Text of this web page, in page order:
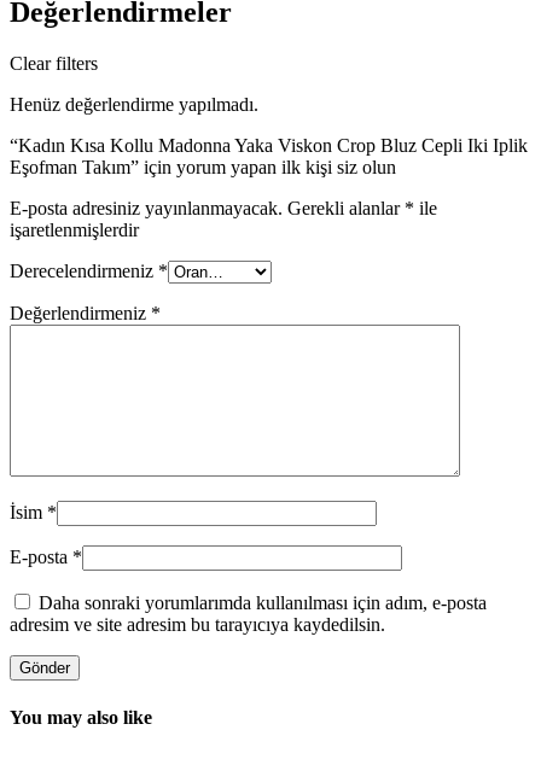
Değerlendirmeler
Clear filters
Henüz değerlendirme yapılmadı.
“Kadın Kısa Kollu Madonna Yaka Viskon Crop Bluz Cepli Iki Iplik
Eşofman Takım” için yorum yapan ilk kişi siz olun
E-posta adresiniz yayınlanmayacak. Gerekli alanlar * ile
işaretlenmişlerdir
Derecelendirmeniz *
Değerlendirmeniz *
İsim *
E-posta *
Daha sonraki yorumlarımda kullanılması için adım, e-posta
adresim ve site adresim bu tarayıcıya kaydedilsin.
You may also like